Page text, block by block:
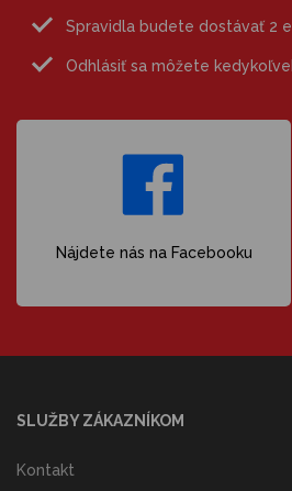
Spravidla budete dostávať 2
Odhlásiť sa môžete
Nájdete nás na Facebooku
SLUŽBY ZÁKAZNÍKOM
Kontakt